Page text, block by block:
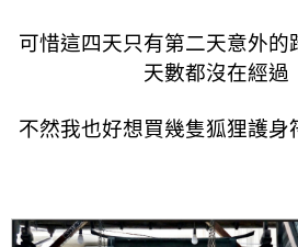
可惜這四天只有第二天意外的
天數都沒在經過
不然我也好想買幾隻狐狸護身